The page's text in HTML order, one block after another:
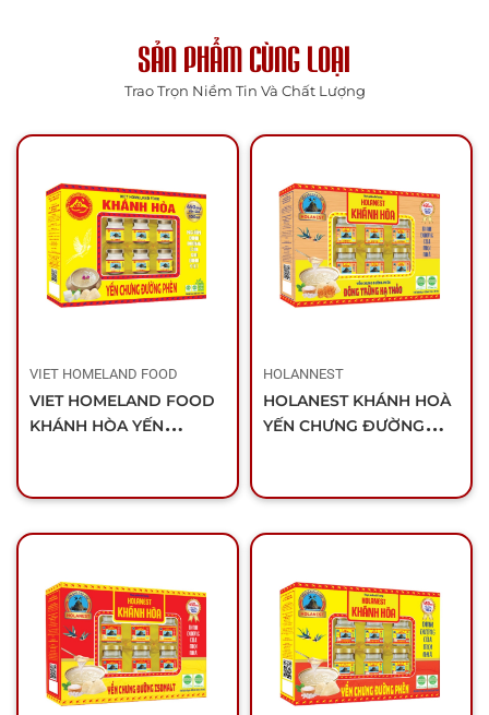
SẢN PHẨM CÙNG LOẠI
Trao Trọn Niềm Tin Và Chất Lượng
VIET HOMELAND FOOD
VIET HOMELAND FOOD
KHÁNH HÒA YẾN
HOLANNEST
HOLANEST KHÁNH HOÀ
YẾN CHƯNG ĐƯỜNG